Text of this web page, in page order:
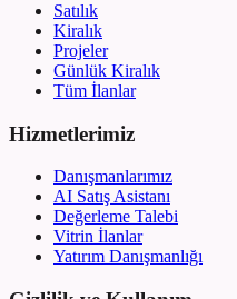
Satılık
Kiralık
Projeler
Günlük Kiralık
Tüm İlanlar
Hizmetlerimiz
Danışmanlarımız
AI Satış Asistanı
Değerleme Talebi
Vitrin İlanlar
Yatırım Danışmanlığı